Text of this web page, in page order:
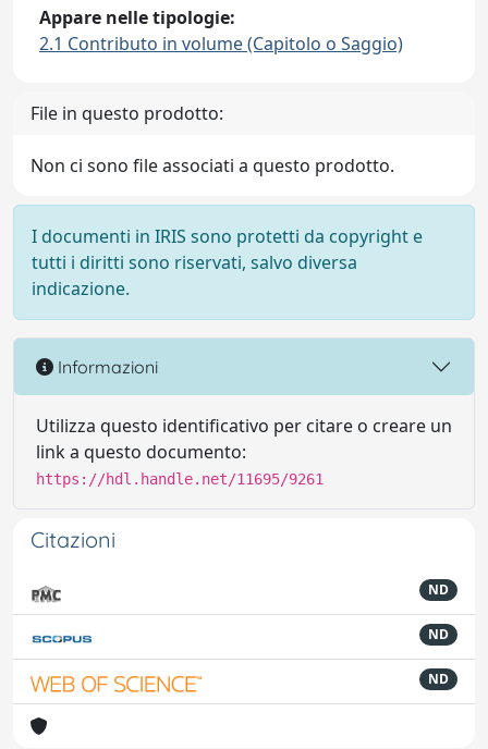
Appare nelle tipologie:
2.1 Contributo in volume (Capitolo o Saggio)
File in questo prodotto:
Non ci sono file associati a questo prodotto.
I documenti in IRIS sono protetti da copyright e
tutti i diritti sono riservati, salvo diversa
indicazione.
Informazioni
Utilizza questo identificativo per citare o creare un
link a questo documento:
https://hdl.handle.net/11695/9261
Citazioni
ND
ND
ND